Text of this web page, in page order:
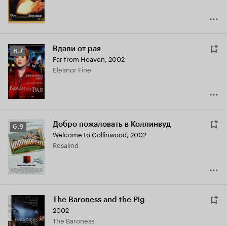
Рейтинг
Кинопоиска
6.7
6.7 Вдали от рая
Far from Heaven, 2002
Eleanor Fine
Рейтинг
Кинопоиска
6.9
6.9 Добро пожаловать в Коллинвуд
Welcome to Collinwood, 2002
Rosalind
The Baroness and the Pig
2002
The Baroness